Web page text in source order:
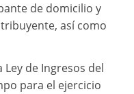
de domicilio y
así como
de Ingresos del
para el ejercicio